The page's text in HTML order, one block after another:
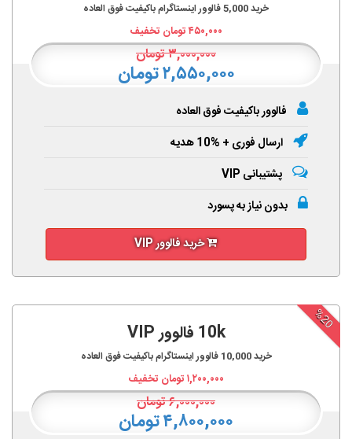
خرید5,000فالوور اینستاگرام باکیفیت فوق العاده
۴۵۰,۰۰۰تومان تخفیف
۳,۰۰۰,۰۰۰تومان
۲,۵۵۰,۰۰۰ تومان
فالوور باکیفیت فوق العاده
ارسال فوری + %10 هدیه
پشتیبانی VIP
بدون نیاز به پسورد
خرید فالوور VIP
%20
10k فالوور VIP
خرید10,000 فالوور اینستاگرام باکیفیت فوق العاده
۱,۲۰۰,۰۰۰تومان تخفیف
۶,۰۰۰,۰۰۰تومان
۴,۸۰۰,۰۰۰ تومان